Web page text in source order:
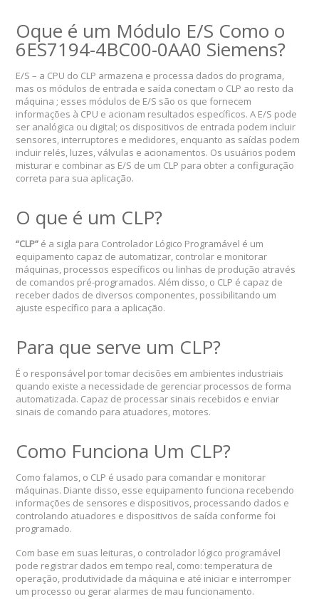
Oque é um Módulo E/S Como o
6ES7194-4BC00-0AA0 Siemens?
E/S – a CPU do CLP armazena e processa dados do programa,
mas os módulos de entrada e saída conectam o CLP ao resto da
máquina ; esses módulos de E/S são os que fornecem
informações à CPU e acionam resultados específicos. A E/S pode
ser analógica ou digital; os dispositivos de entrada podem incluir
sensores, interruptores e medidores, enquanto as saídas podem
incluir relés, luzes, válvulas e acionamentos. Os usuários podem
misturar e combinar as E/S de um CLP para obter a configuração
correta para sua aplicação.
O que é um CLP?
“CLP” é a sigla para Controlador Lógico Programável é um
equipamento capaz de automatizar, controlar e monitorar
máquinas, processos específicos ou linhas de produção através
de comandos pré-programados. Além disso, o CLP é capaz de
receber dados de diversos componentes, possibilitando um
ajuste específico para a aplicação.
Para que serve um CLP?
É o responsável por tomar decisões em ambientes industriais
quando existe a necessidade de gerenciar processos de forma
automatizada. Capaz de processar sinais recebidos e enviar
sinais de comando para atuadores, motores.
Como Funciona Um CLP?
Como falamos, o CLP é usado para comandar e monitorar
máquinas. Diante disso, esse equipamento funciona recebendo
informações de sensores e dispositivos, processando dados e
controlando atuadores e dispositivos de saída conforme foi
programado.
Com base em suas leituras, o controlador lógico programável
pode registrar dados em tempo real, como: temperatura de
operação, produtividade da máquina e até iniciar e interromper
um processo ou gerar alarmes de mau funcionamento.